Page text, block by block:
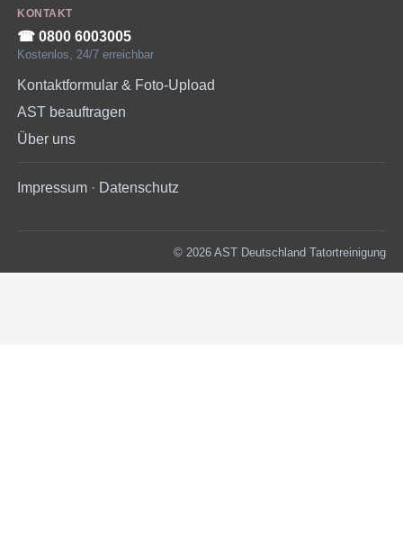
KONTAKT
☎︎ 0800 6003005
Kostenlos, 24/7 erreichbar
Kontaktformular & Foto-Upload
AST beauftragen
Über uns
Impressum · Datenschutz
© 2026 AST Deutschland Tatortreinigung